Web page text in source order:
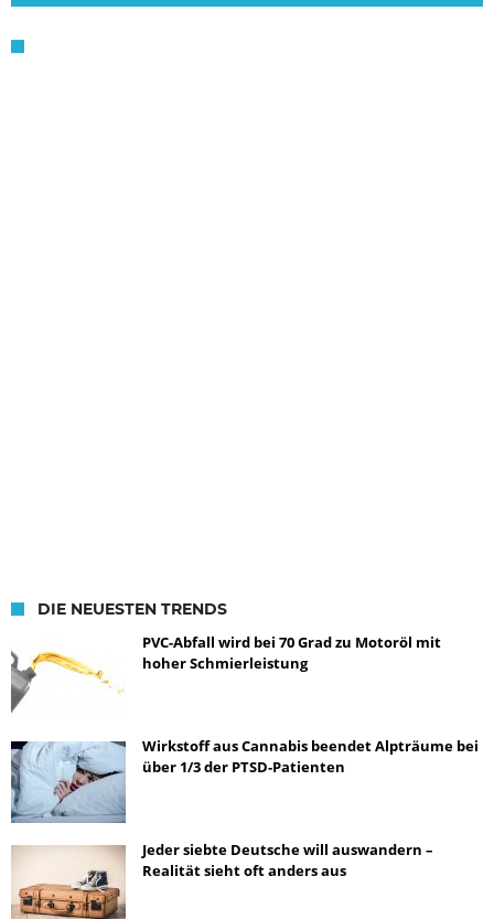
DIE NEUESTEN TRENDS
PVC-Abfall wird bei 70 Grad zu Motoröl mit
hoher Schmierleistung
Wirkstoff aus Cannabis beendet Alpträume bei
über 1/3 der PTSD-Patienten
Jeder siebte Deutsche will auswandern –
Realität sieht oft anders aus